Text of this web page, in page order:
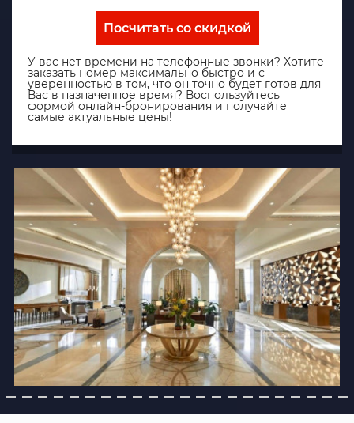
Посчитать со скидкой
У вас нет времени на телефонные звонки? Хотите
заказать номер максимально быстро и с
уверенностью в том, что он точно будет готов для
Вас в назначенное время? Воспользуйтесь
формой онлайн-бронирования и получайте
самые актуальные цены!